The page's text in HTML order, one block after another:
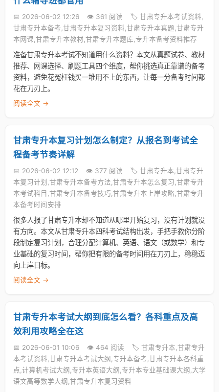
📅 2026-06-02 12:26 👁️ 361 阅读
🏷️ 甘肃专升本考试资料,
甘肃专升本备考,甘肃专升本复习资料,甘肃专升本真题,甘肃专升
本网课,甘肃专升本教材,甘肃专升本题库,专升本备考资料推荐
准备甘肃专升本考试不知道用什么资料？本文从真题试卷、教材
推荐、网课选择、刷题工具四个维度，帮你挑选真正靠谱的备考
资料，避免花冤枉钱买一堆用不上的东西，让每一分备考时间都
花在刀刃上。
阅读全文 →
甘肃专升本复习计划怎么制定？从报名到考试全
程备考节奏详解
📅 2026-06-02 12:12 👁️ 377 阅读
🏷️ 甘肃专升本,甘肃专升
本复习计划,甘肃专升本备考方法,甘肃专升本怎么复习,甘肃专升
本考试科目,甘肃专升本备考技巧,甘肃专升本上岸攻略,甘肃专升
本备考时间安排
很多人报了甘肃专升本却不知道从哪里开始复习，没有计划就没
有方向。本文从甘肃专升本四科考试结构出发，手把手教你分阶
段制定复习计划，合理分配计算机、英语、语文（或数学）和专
业基础的复习时间，帮你把有限的备考时间用在刀刃上，稳稳迈
向上岸目标。
阅读全文 →
甘肃专升本考试大纲到底怎么看？各科重点及高
效利用攻略全在这
📅 2026-06-01 10:06 👁️ 464 阅读
🏷️ 甘肃专升本,甘肃专升
本考试资料,甘肃专升本考试大纲,专升本备考,甘肃专升本各科重
点,计算机考试大纲,专升本英语大纲,专升本专业基础课大纲,大学
语文高等数学大纲,甘肃专升本复习资料